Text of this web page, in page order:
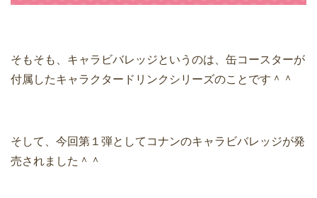
そもそも、キャラビバレッジというのは、缶コースターが
付属したキャラクタードリンクシリーズのことです＾＾
そして、今回第１弾としてコナンのキャラビバレッジが発
売されました＾＾